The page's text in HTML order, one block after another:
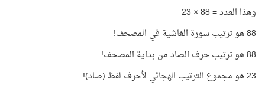
وهذا العدد = 88 × 23
88 هو ترتيب سورة الغاشية في المصحف!
88 هو ترتيب حرف الصاد من بداية المصحف!
23 هو مجموع الترتيب الهجائي لأحرف لفظ (صاد)!